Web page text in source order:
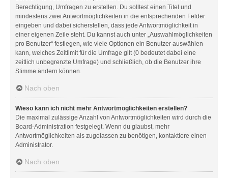
Berechtigung, Umfragen zu erstellen. Du solltest einen Titel und
mindestens zwei Antwortmöglichkeiten in die entsprechenden Felder
eingeben und dabei sicherstellen, dass jede Antwortmöglichkeit in
einer eigenen Zeile steht. Du kannst auch unter „Auswahlmöglichkeiten
pro Benutzer“ festlegen, wie viele Optionen ein Benutzer auswählen
kann, welches Zeitlimit für die Umfrage gilt (0 bedeutet dabei eine
zeitlich unbegrenzte Umfrage) und schließlich, ob die Benutzer ihre
Stimme ändern können.
Nach oben
Wieso kann ich nicht mehr Antwortmöglichkeiten erstellen?
Die maximal zulässige Anzahl von Antwortmöglichkeiten wird durch die
Board-Administration festgelegt. Wenn du glaubst, mehr
Antwortmöglichkeiten als zugelassen zu benötigen, kontaktiere einen
Administrator.
Nach oben